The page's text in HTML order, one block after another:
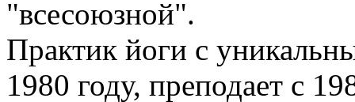
"всесоюзной".
Практик йоги с
1980 году, преподает с